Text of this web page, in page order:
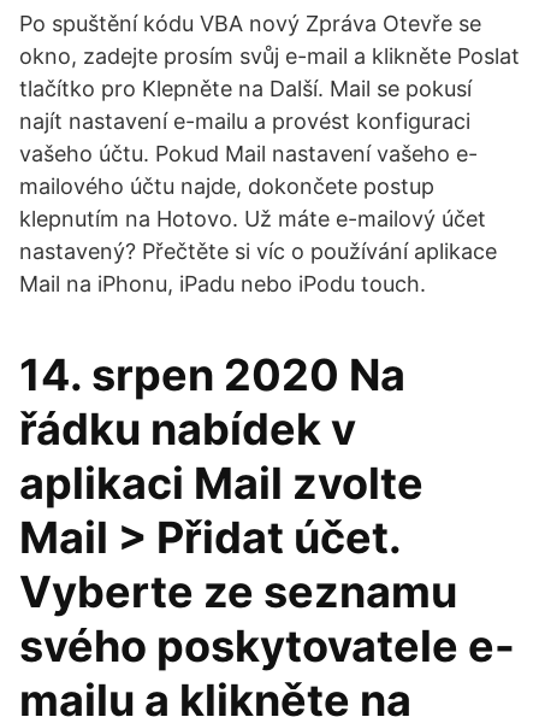
Po spuštění kódu VBA nový Zpráva Otevře se
okno, zadejte prosím svůj e-mail a klikněte Poslat
tlačítko pro Klepněte na Další. Mail se pokusí
najít nastavení e-mailu a provést konfiguraci
vašeho účtu. Pokud Mail nastavení vašeho e-
mailového účtu najde, dokončete postup
klepnutím na Hotovo. Už máte e-mailový účet
nastavený? Přečtěte si víc o používání aplikace
Mail na iPhonu, iPadu nebo iPodu touch.
14. srpen 2020 Na
řádku nabídek v
aplikaci Mail zvolte
Mail > Přidat účet.
Vyberte ze seznamu
svého poskytovatele e-
mailu a klikněte na